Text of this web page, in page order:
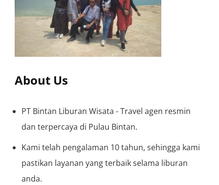
About Us
PT Bintan Liburan Wisata - Travel agen resmin
dan terpercaya di Pulau Bintan.
Kami telah pengalaman 10 tahun, sehingga kami
pastikan layanan yang terbaik selama liburan
anda.